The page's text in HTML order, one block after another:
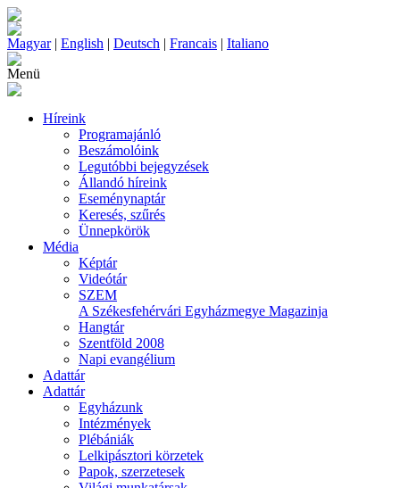
Magyar| English | Deutsch | Francais | Italiano
Menü
Híreink
Programajánló
Beszámolóink
Legutóbbi bejegyzések
Állandó híreink
Eseménynaptár
Keresés, szűrés
Ünnepkörök
Média
Képtár
Videótár
SZEM
A Székesfehérvári Egyházmegye Magazinja
Hangtár
Szentföld 2008
Napi evangélium
Adattár
Adattár
Egyházunk
Intézmények
Plébániák
Lelkipásztori körzetek
Papok, szerzetesek